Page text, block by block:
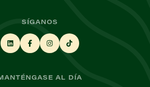
SÍGANOS
AL DÍA